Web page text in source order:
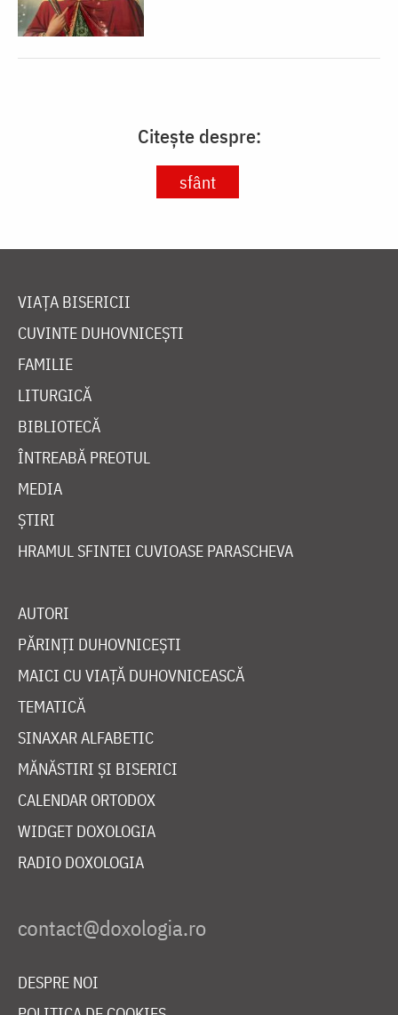
Citește despre:
sfânt
VIAȚA BISERICII
CUVINTE DUHOVNICEȘTI
FAMILIE
LITURGICĂ
BIBLIOTECĂ
ÎNTREABĂ PREOTUL
MEDIA
ȘTIRI
HRAMUL SFINTEI CUVIOASE PARASCHEVA
AUTORI
PĂRINȚI DUHOVNICEȘTI
MAICI CU VIAȚĂ DUHOVNICEASCĂ
TEMATICĂ
SINAXAR ALFABETIC
MĂNĂSTIRI ȘI BISERICI
CALENDAR ORTODOX
WIDGET DOXOLOGIA
RADIO DOXOLOGIA
DESPRE NOI